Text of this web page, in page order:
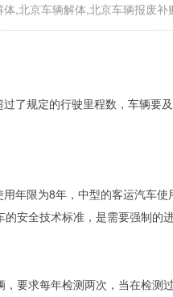
,北京车辆解体,北京车辆报废
过了规定的行驶里程数，车辆要
年限为8年，中型的客运汽车
安全技术标准，是需要强制的
要求每年检测两次，当在检测